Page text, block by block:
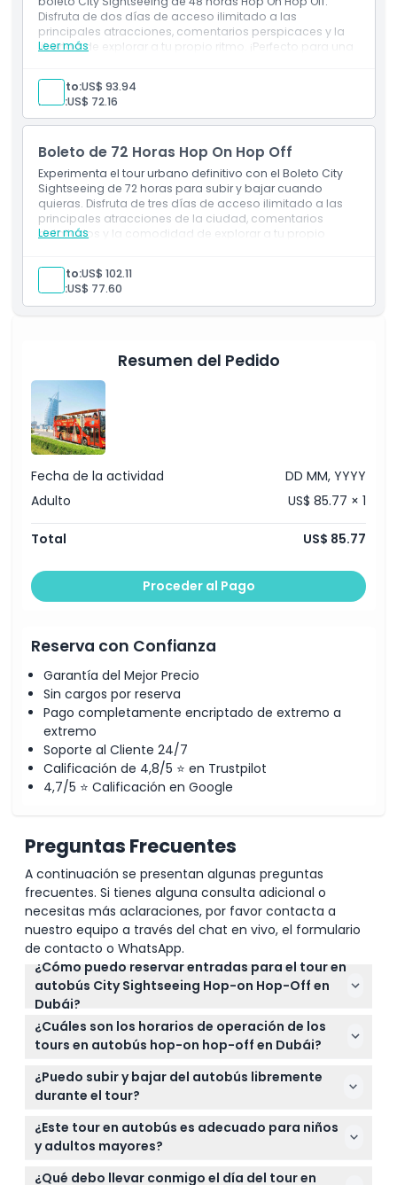
Disfruta de dos días de acceso ilimitado a las
principales atracciones, comentarios perspicaces y la
libertad de explorar a tu propio ritmo. ¡Perfecto para una
Leer más
Incluye
Boleto Hop On Hop Off de 72 Horas
Audífonos de un solo uso
Adulto:US$ 93.94
Niño:US$ 72.16
Boleto de 72 Horas Hop On Hop Off
Experimenta el tour urbano definitivo con el Boleto City
Sightseeing de 72 horas para subir y bajar cuando
quieras. Disfruta de tres días de acceso ilimitado a las
principales atracciones de la ciudad, comentarios
detallados y la comodidad de explorar a tu propio
relajada!
Leer más
Incluye
72 horas de subida y bajada ilimitada
Adulto:US$ 102.11
Niño:US$ 77.60
Resumen del Pedido
Fecha de la actividad
DD MM, YYYY
Adulto
US$ 85.77 × 1
Total US$ 85.77
Proceder al Pago
Reserva con Confianza
Garantía del Mejor Precio
Sin cargos por reserva
Pago completamente encriptado de extremo a
extremo
Soporte al Cliente 24/7
Calificación de 4,8/5 ⭐ en Trustpilot
4,7/5 ⭐ Calificación en Google
Preguntas Frecuentes
A continuación se presentan algunas preguntas
frecuentes. Si tienes alguna consulta adicional o
necesitas más aclaraciones, por favor contacta a
nuestro equipo a través del chat en vivo, el formulario
de contacto o WhatsApp.
¿Cómo puedo reservar entradas para el tour en
autobús City Sightseeing Hop-on Hop-Off en
Dubái?
Puedes reservar tus entradas fácilmente en línea
aquí mismo en este sitio web, seleccionando entre
opciones ilimitadas de 24, 48 o 72 horas para subir
y bajar según tus planes de viaje.
¿Cuáles son los horarios de operación de los
tours en autobús hop-on hop-off en Dubái?
Las rutas Roja y Azul comienzan a las 9:00 AM con la
última salida a las 5:00 PM, con autobuses cada 40
6:00 PM desde El Centro Comercial de Dubái.
(sujeto a cambios — por favor confirme al
¿Puedo subir y bajar del autobús libremente
durante el tour?
Sí, tu entrada permite subir y bajar ilimitadamente
en cualquiera de las 23 paradas de autobús a lo
largo de ambas rutas durante el período de validez
de tu ticket.
¿Este tour en autobús es adecuado para niños
y adultos mayores?
¡Absolutamente! El tour es familiar y adecuado para
¿Qué debo llevar conmigo el día del tour en